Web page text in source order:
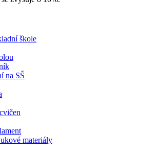
škole
na SŠ
materiály